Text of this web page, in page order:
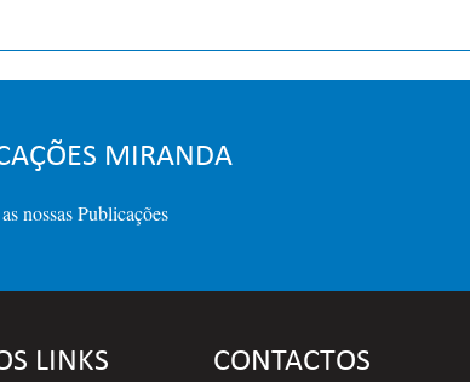
MIRANDA
nossas Publicações
LINKS CONTACTOS